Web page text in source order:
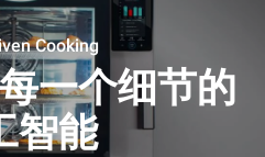
Cooking
一个细节的
智能